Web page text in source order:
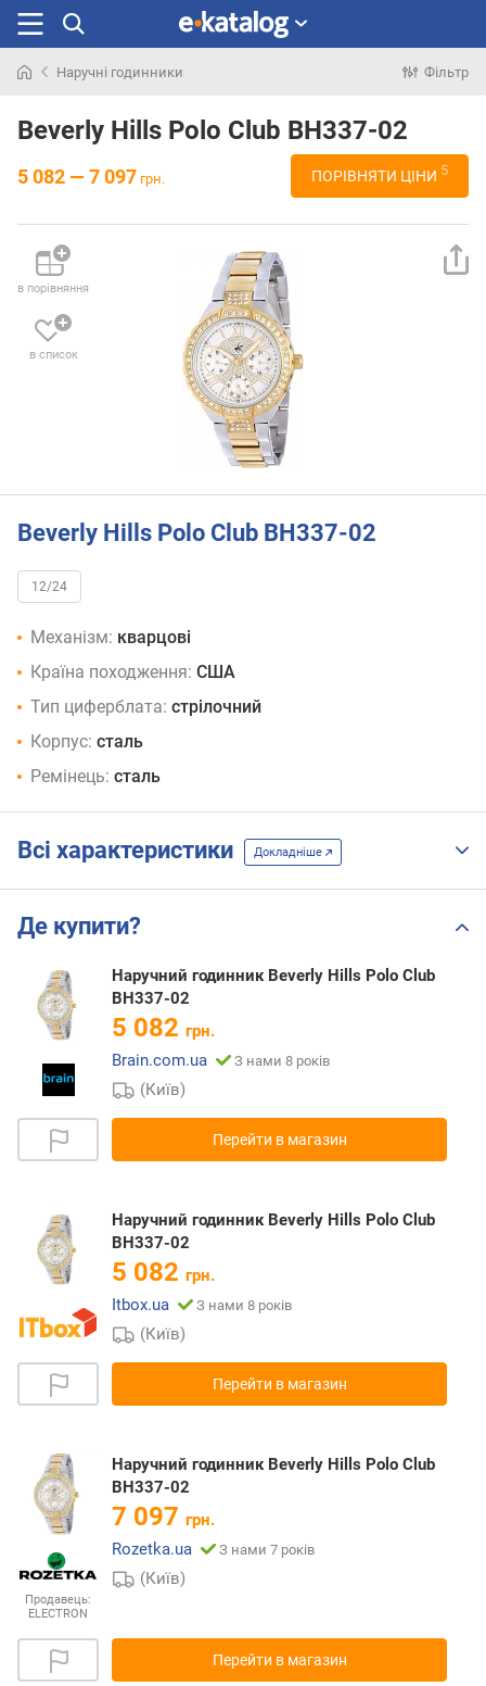
раніше
Наручні годинники Фільтр
Beverly Hills Polo Club BH337-02
5 082 — 7 097 грн. ПОРІВНЯТИ ЦІНИ 5
в порівняння
в список
Beverly Hills Polo Club BH337-02
12/24
Механізм: кварцові
Країна походження: США
Тип циферблата: стрілочний
Корпус: сталь
Ремінець: сталь
Всі характеристики Докладніше
Де купити?
Наручний годинник Beverly Hills Polo Club
BH337-02
5 082 грн.
Brain.com.ua
З нами 8 років
(Київ)
Перейти в магазин
Наручний годинник Beverly Hills Polo Club
BH337-02
5 082 грн.
Itbox.ua
З нами 8 років
(Київ)
Перейти в магазин
Продавець:
ELECTRON
Наручний годинник Beverly Hills Polo Club
BH337-02
7 097 грн.
Rozetka.ua
З нами 7 років
(Київ)
Перейти в магазин